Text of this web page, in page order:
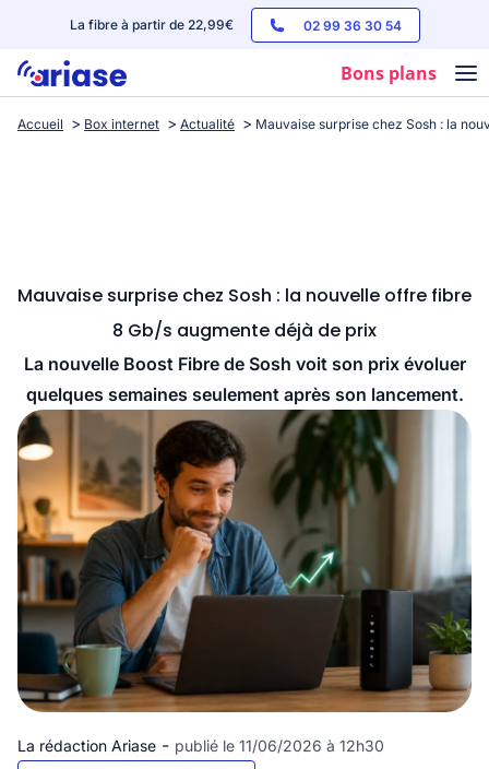
La fibre à partir de 22,99€ 02 99 36 30 54
Bons plans
Box internet
Streaming
Accueil Box internet Actualité Mauvaise surprise chez Sosh : la
Mauvaise surprise chez Sosh : la nouvelle offre fibre
8 Gb/s augmente déjà de prix
La nouvelle Boost Fibre de Sosh voit son prix évoluer
quelques semaines seulement après son lancement.
La rédaction Ariase - publié le 11/06/2026 à 12h30